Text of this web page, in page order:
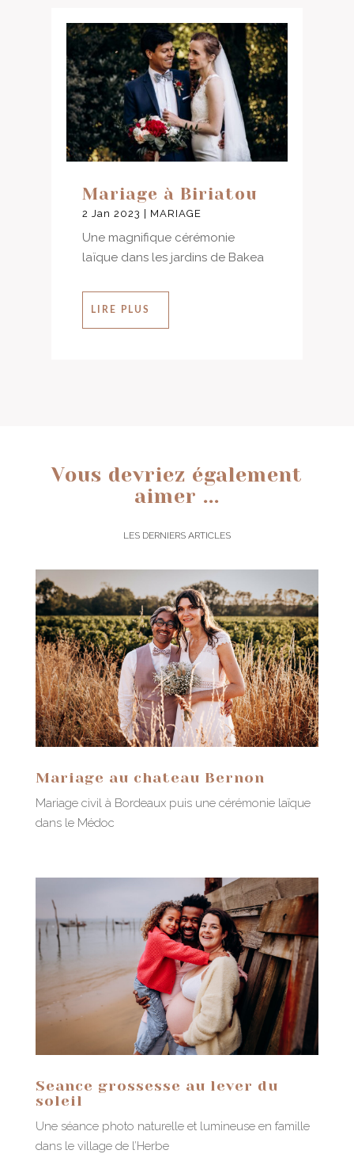
Mariage à Biriatou
2 Jan 2023 MARIAGE
Une magnifique cérémonie
laïque dans les jardins de Bakea
LIRE PLUS
Vous devriez également
aimer ...
LES DERNIERS ARTICLES
Mariage au chateau Bernon
Mariage civil à Bordeaux puis une cérémonie laïque
dans le Médoc
Seance grossesse au lever du
soleil
Une séance photo naturelle et lumineuse en famille
dans le village de l’Herbe